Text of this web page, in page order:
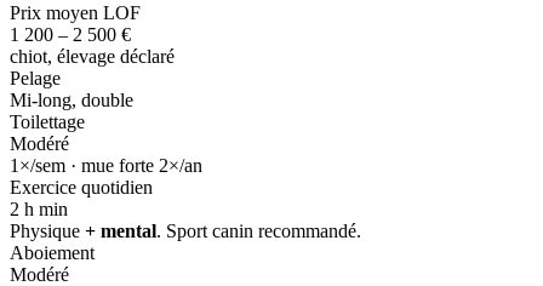
Prix moyen LOF
1 200 – 2 500 €
chiot, élevage déclaré
Pelage
Mi-long, double
Toilettage
Modéré
1×/sem · mue forte 2×/an
Exercice quotidien
2 h min
Physique + mental. Sport canin recommandé.
Aboiement
Modéré